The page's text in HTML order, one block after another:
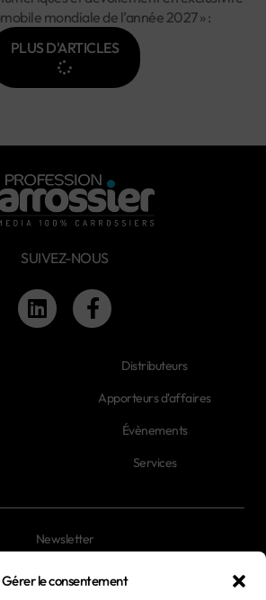
Gérer le consentement
mondiale de l’année 2027 » :
PLUS D'ARTICLES
SUIVEZ-NOUS
Distributeurs
Apporteurs d'affaires
Évènements
Services
Newsletter